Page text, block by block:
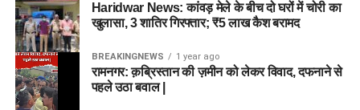
Haridwar News: कांवड़ मेले के बीच दो घरों में चोरी का
खुलासा, 3 शातिर गिरफ्तार; ₹5 लाख कैश बरामद
BREAKINGNEWS 1 year ago
रामनगर: क़ब्रिस्तान की ज़मीन को लेकर विवाद, दफनाने से
पहले उठा बवाल |